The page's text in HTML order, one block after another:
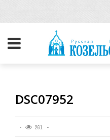
DSC07952
261